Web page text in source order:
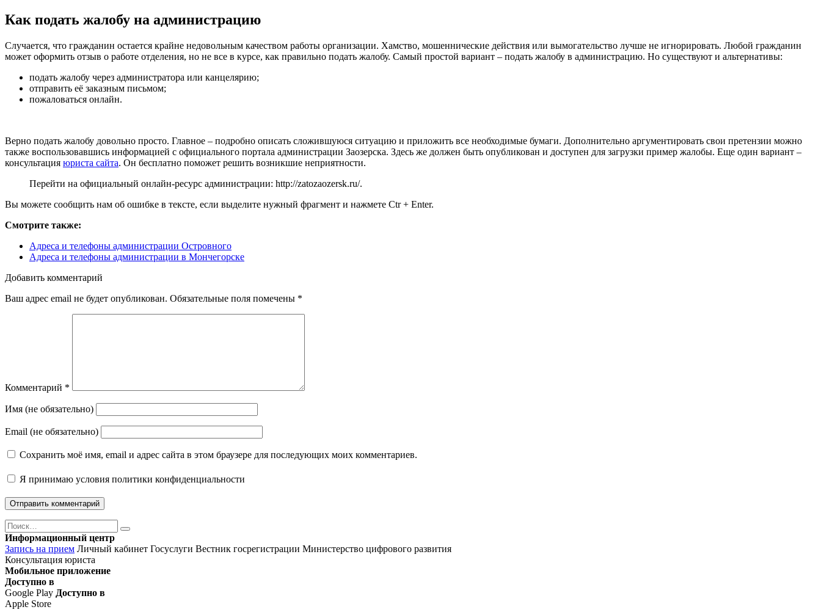
Как подать жалобу на администрацию
Случается, что гражданин остается крайне недовольным качеством работы организации. Хамство, мошеннические действия или вымогательство лучше не игнорировать. Любой гражданин
может оформить отзыв о работе отделения, но не все в курсе, как правильно подать жалобу. Самый простой вариант – подать жалобу в администрацию. Но существуют и альтернативы:
подать жалобу через администратора или канцелярию;
отправить её заказным письмом;
пожаловаться онлайн.
Верно подать жалобу довольно просто. Главное – подробно описать сложившуюся ситуацию и приложить все необходимые бумаги. Дополнительно аргументировать свои претензии можно
также воспользовавшись информацией с официального портала администрации Заозерска. Здесь же должен быть опубликован и доступен для загрузки пример жалобы. Еще один вариант –
консультация юриста сайта. Он бесплатно поможет решить возникшие неприятности.
Перейти на официальный онлайн-ресурс администрации: http://zatozaozersk.ru/.
Вы можете сообщить нам об ошибке в тексте, если выделите нужный фрагмент и нажмете Ctr + Enter.
Смотрите также:
Адреса и телефоны администрации Островного
Адреса и телефоны администрации в Мончегорске
Добавить комментарий
Ваш адрес email не будет опубликован. Обязательные поля помечены *
Комментарий *
Имя (не обязательно)
Email (не обязательно)
Сохранить моё имя, email и адрес сайта в этом браузере для последующих моих комментариев.
Я принимаю условия политики конфиденциальности
Поиск
Найти
Информационный центр
Запись на прием Личный кабинет Госуслуги Вестник госрегистрации Министерство цифрового развития
Консультация юриста
Мобильное приложение
Доступно в
Google Play Доступно в
Apple Store